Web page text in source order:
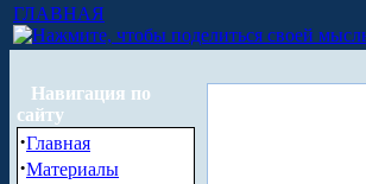
ГЛАВНАЯ
Навигация по
сайту
·Главная
·Материалы